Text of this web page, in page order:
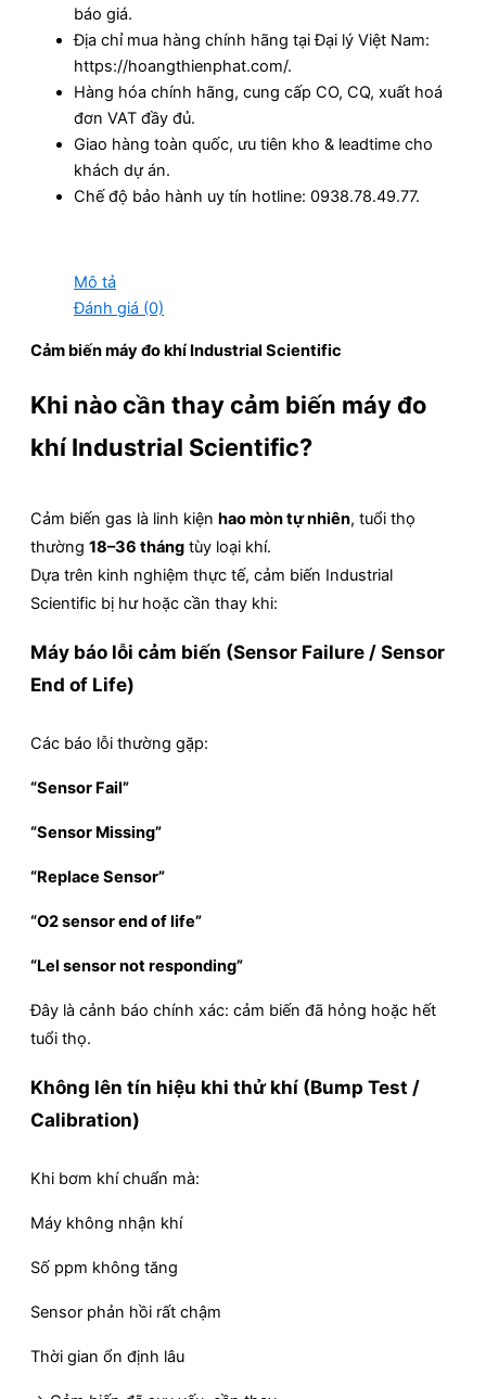
báo giá.
Địa chỉ mua hàng chính hãng tại Đại lý Việt Nam:
https://hoangthienphat.com/.
Hàng hóa chính hãng, cung cấp CO, CQ, xuất hoá
đơn VAT đầy đủ.
Giao hàng toàn quốc, ưu tiên kho & leadtime cho
khách dự án.
Chế độ bảo hành uy tín hotline: 0938.78.49.77.
Mô tả
Đánh giá (0)
Cảm biến máy đo khí Industrial Scientific
Khi nào cần thay cảm biến máy đo
khí Industrial Scientific?
Cảm biến gas là linh kiện hao mòn tự nhiên, tuổi thọ
thường 18–36 tháng tùy loại khí.
Dựa trên kinh nghiệm thực tế, cảm biến Industrial
Scientific bị hư hoặc cần thay khi:
Máy báo lỗi cảm biến (Sensor Failure / Sensor
End of Life)
Các báo lỗi thường gặp:
“Sensor Fail”
“Sensor Missing”
“Replace Sensor”
“O2 sensor end of life”
“Lel sensor not responding”
Đây là cảnh báo chính xác: cảm biến đã hỏng hoặc hết
tuổi thọ.
Không lên tín hiệu khi thử khí (Bump Test /
Calibration)
Khi bơm khí chuẩn mà:
Máy không nhận khí
Số ppm không tăng
Sensor phản hồi rất chậm
Thời gian ổn định lâu